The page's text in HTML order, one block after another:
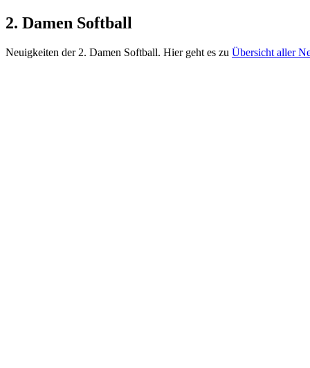
2. Damen Softball
Neuigkeiten der 2. Damen Softball. Hier geht es zu Übersicht aller